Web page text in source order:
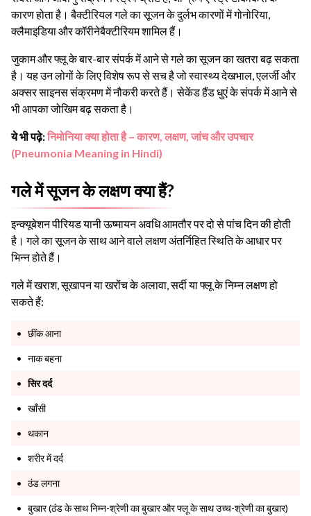
कारण होता है। बैक्टीरियल गले का सूजन के दुर्लभ कारणों में गोनोरिया,
क्लैमाइडिया और कॉरीनेबैक्टीरियम शामिल हैं।
जुकाम और फ्लू के बार-बार संपर्क में आने से गले का सूजन का खतरा बढ़ सकता
है। यह उन लोगों के लिए विशेष रूप से सच है जो स्वास्थ्य देखभाल, एलर्जी और
अक्सर साइनस संक्रमण में नौकरी करते हैं। सेकेंड हैंड धुएं के संपर्क में आने से
भी आपका जोखिम बढ़ सकता है।
ये भी पढ़े:निमोनिया क्या होता है – कारण, लक्षण, जांच और उपचार
(Pneumonia Meaning in Hindi)
गले में सूजन के लक्षण क्या हैं?
इन्क्यूबेशन पीरियड यानी ऊष्मायन अवधि आमतौर पर दो से पांच दिन की होती
है। गले का सूजन के साथ आने वाले लक्षण अंतर्निहित स्थिति के आधार पर
भिन्न होते हैं।
गले में खराश, सूखापन या खरोंच के अलावा, सर्दी या फ्लू के निम्न लक्षण हो
सकते हैं:
छींक आना
नाक बहना
सिर दर्द
खाँसी
थकान
शरीर में दर्द
ठंड लगना
बुखार (ठंड के साथ निम्न-श्रेणी का बुखार और फ्लू के साथ उच्च-श्रेणी का बुखार)